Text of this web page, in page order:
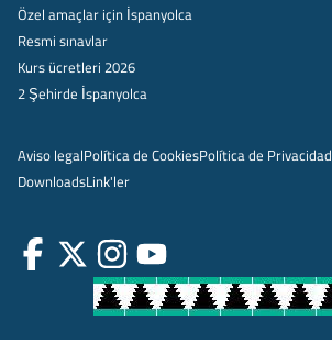
Özel amaçlar için İspanyolca
Resmi sınavlar
Kurs ücretleri 2026
2 Şehirde İspanyolca
Aviso legalPolítica de CookiesPolítica de Privacidad
DownloadsLink'ler